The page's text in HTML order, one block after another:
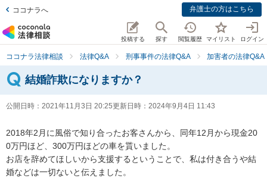
ココナラへ 弁護士の方はこちら
投稿する 探す 閲覧履歴 マイリスト ログイン
ココナラ法律相談 法律Q&A 刑事事件の法律Q&A 加害者の法律Q&A
結婚詐欺になりますか？
公開日時： 2021年11月3日 20:25更新日時： 2024年9月4日 11:43
2018年2月に風俗で知り合ったお客さんから、同年12月から現金20
0万円ほど、300万円ほどの車を貰いました。
お店を辞めてほしいから支援するということで、私は付き合うや結
婚などは一切ないと伝えました。